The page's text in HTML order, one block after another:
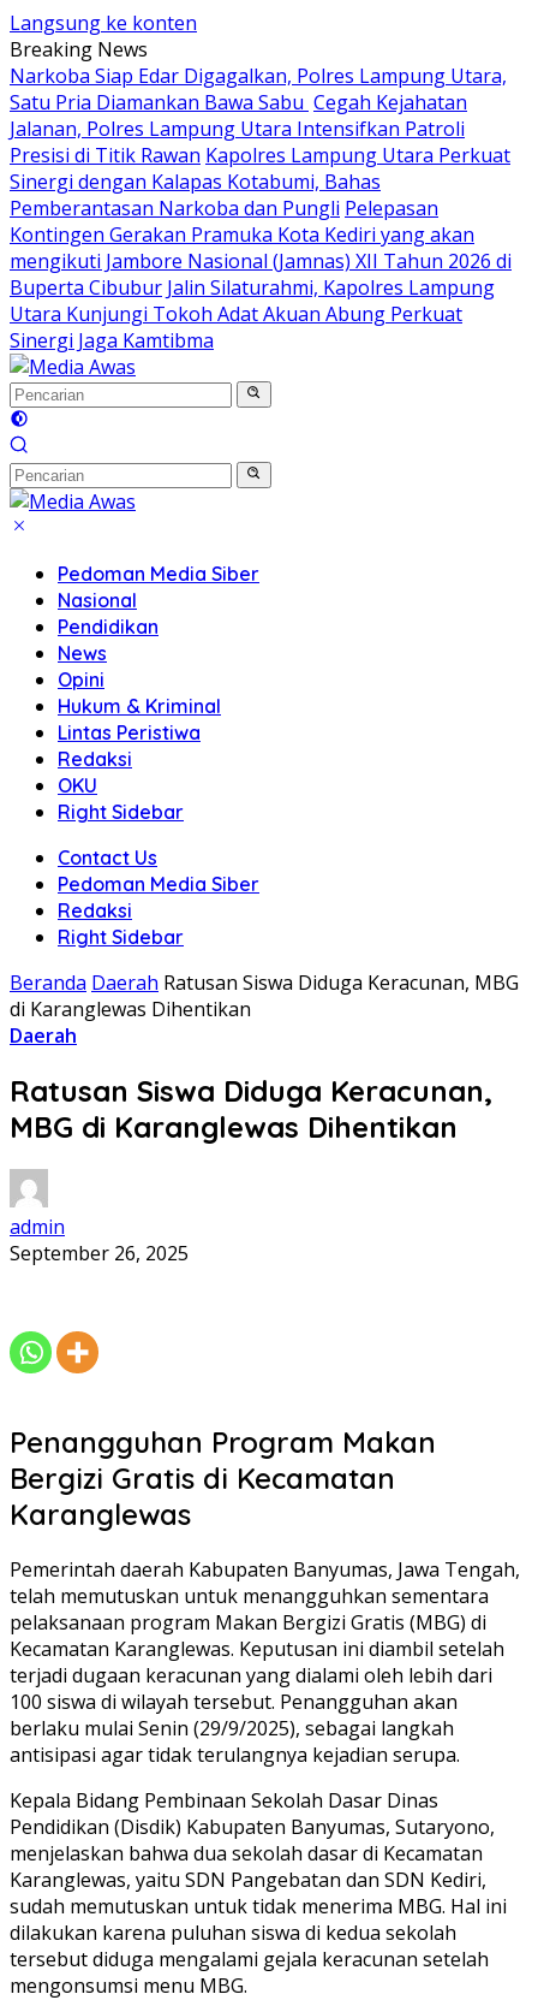
Langsung ke konten
Breaking News
Narkoba Siap Edar Digagalkan, Polres Lampung Utara,
Satu Pria Diamankan Bawa Sabu Cegah Kejahatan
Jalanan, Polres Lampung Utara Intensifkan Patroli
Presisi di Titik Rawan Kapolres Lampung Utara Perkuat
Sinergi dengan Kalapas Kotabumi, Bahas
Pemberantasan Narkoba dan Pungli Pelepasan
Kontingen Gerakan Pramuka Kota Kediri yang akan
mengikuti Jambore Nasional (Jamnas) XII Tahun 2026 di
Buperta Cibubur Jalin Silaturahmi, Kapolres Lampung
Utara Kunjungi Tokoh Adat Akuan Abung Perkuat
Sinergi Jaga Kamtibma
Pedoman Media Siber
Nasional
Pendidikan
News
Opini
Hukum & Kriminal
Lintas Peristiwa
Redaksi
OKU
Right Sidebar
Contact Us
Pedoman Media Siber
Redaksi
Right Sidebar
Beranda Daerah Ratusan Siswa Diduga Keracunan, MBG
di Karanglewas Dihentikan
Daerah
Ratusan Siswa Diduga Keracunan,
MBG di Karanglewas Dihentikan
admin
September 26, 2025
Penangguhan Program Makan
Bergizi Gratis di Kecamatan
Karanglewas
Pemerintah daerah Kabupaten Banyumas, Jawa Tengah,
telah memutuskan untuk menangguhkan sementara
pelaksanaan program Makan Bergizi Gratis (MBG) di
Kecamatan Karanglewas. Keputusan ini diambil setelah
terjadi dugaan keracunan yang dialami oleh lebih dari
100 siswa di wilayah tersebut. Penangguhan akan
berlaku mulai Senin (29/9/2025), sebagai langkah
antisipasi agar tidak terulangnya kejadian serupa.
Kepala Bidang Pembinaan Sekolah Dasar Dinas
Pendidikan (Disdik) Kabupaten Banyumas, Sutaryono,
menjelaskan bahwa dua sekolah dasar di Kecamatan
Karanglewas, yaitu SDN Pangebatan dan SDN Kediri,
sudah memutuskan untuk tidak menerima MBG. Hal ini
dilakukan karena puluhan siswa di kedua sekolah
tersebut diduga mengalami gejala keracunan setelah
mengonsumsi menu MBG.